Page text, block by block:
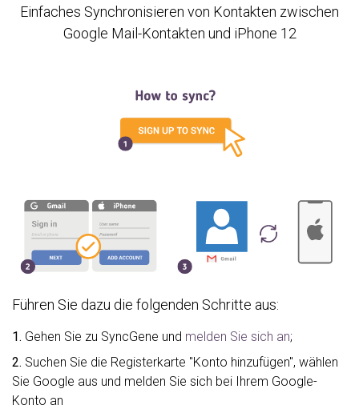
Einfaches Synchronisieren von Kontakten zwischen
Google Mail-Kontakten und iPhone 12
Führen Sie dazu die folgenden Schritte aus:
1. Gehen Sie zu SyncGene und melden Sie sich an;
2. Suchen Sie die Registerkarte "Konto hinzufügen", wählen
Sie Google aus und melden Sie sich bei Ihrem Google-
Konto an